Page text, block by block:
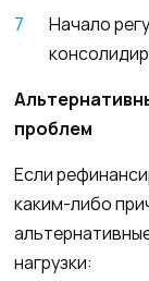
Начало
проблем
Если
каким-либо
нагрузки: